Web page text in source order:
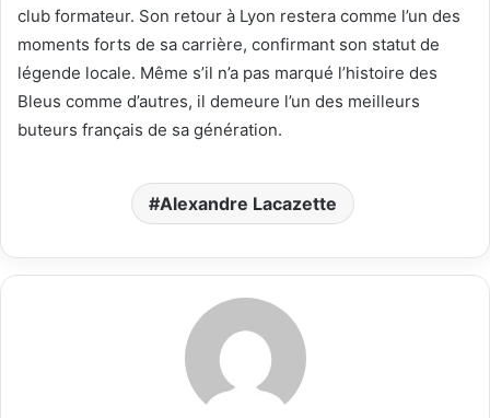
club formateur. Son retour à Lyon restera comme l’un des
moments forts de sa carrière, confirmant son statut de
légende locale. Même s’il n’a pas marqué l’histoire des
Bleus comme d’autres, il demeure l’un des meilleurs
buteurs français de sa génération.
Alexandre Lacazette